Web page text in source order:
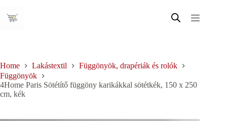
content
Home Lakástextil
Függönyök, drapériák és rolók
Függönyök
4Home Paris Sötétítő függöny karikákkal sötétkék, 150 x 250
cm, kék